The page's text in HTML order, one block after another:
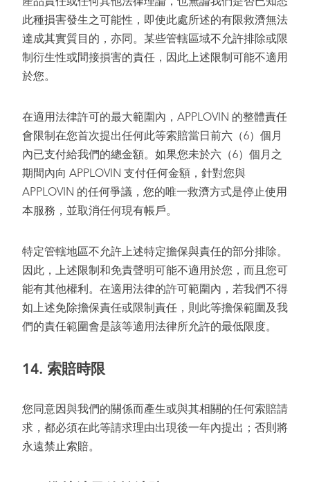
此種損害發生之可能性，即使此處所述的有限救濟無法
達成其實質目的，亦同。某些管轄區域不允許排除或限
制衍生性或間接損害的責任，因此上述限制可能不適用
於您。
在適用法律許可的最大範圍內，APPLOVIN 的整體責任
會限制在您首次提出任何此等索賠當日前六（6）個月
內已支付給我們的總金額。如果您未於六（6）個月之
期間內向 APPLOVIN 支付任何金額，針對您與
APPLOVIN 的任何爭議，您的唯一救濟方式是停止使用
本服務，並取消任何現有帳戶。
特定管轄地區不允許上述特定擔保與責任的部分排除。
因此，上述限制和免責聲明可能不適用於您，而且您可
能有其他權利。在適用法律的許可範圍內，若我們不得
如上述免除擔保責任或限制責任，則此等擔保範圍及我
們的責任範圍會是該等適用法律所允許的最低限度。
14. 索賠時限
您同意因與我們的關係而產生或與其相關的任何索賠請
求，都必須在此等請求理由出現後一年內提出；否則將
永遠禁止索賠。